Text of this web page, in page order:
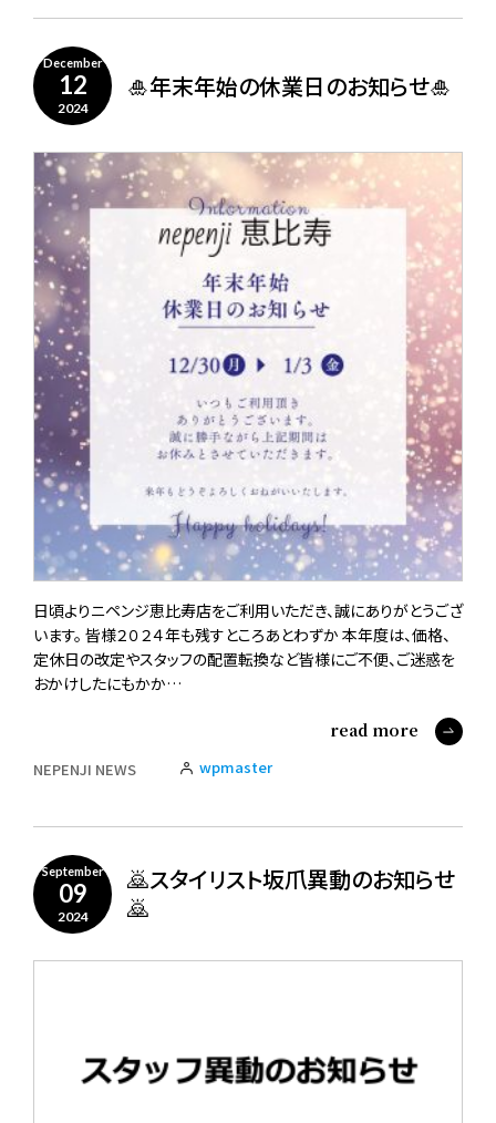
December
12
2024
🎍年末年始の休業日のお知らせ🎍
日頃よりニペンジ恵比寿店をご利用いただき、誠にありがとうござ
います。 皆様２０２４年も残すところあとわずか 本年度は、価格、
定休日の改定やスタッフの配置転換など皆様にご不便、ご迷惑を
おかけしたにもかか…
read more
NEPENJI NEWS wpmaster
September
09
2024
🙇スタイリスト坂爪異動のお知らせ
🙇